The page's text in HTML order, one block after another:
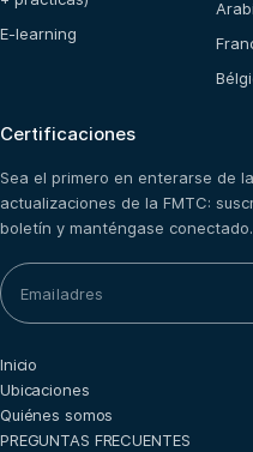
E-learning
Certificaciones
Sea el primero en enterarse de
actualizaciones de la FMTC:
boletín y manténgase conectado.
Inicio
Ubicaciones
Quiénes somos
PREGUNTAS FRECUENTES